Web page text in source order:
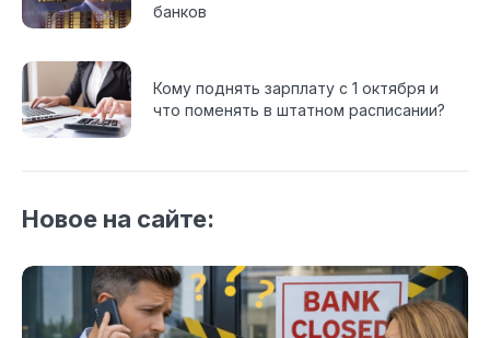
банков
Кому поднять зарплату с 1 октября и
что поменять в штатном расписании?
Новое на сайте: